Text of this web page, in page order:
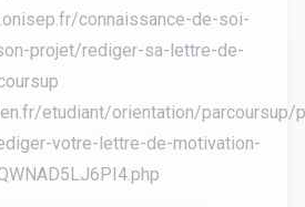
connaissance-de-soi-
projet/rediger-sa-lettre-de-
etudiant/orientation/parcoursup/
votre-lettre-de-motivation-